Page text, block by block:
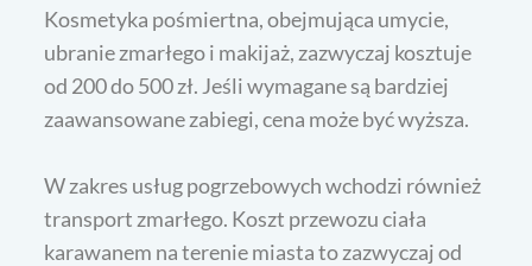
Kosmetyka pośmiertna, obejmująca umycie,
ubranie zmarłego i makijaż, zazwyczaj kosztuje
od 200 do 500 zł. Jeśli wymagane są bardziej
zaawansowane zabiegi, cena może być wyższa.
W zakres usług pogrzebowych wchodzi również
transport zmarłego. Koszt przewozu ciała
karawanem na terenie miasta to zazwyczaj od